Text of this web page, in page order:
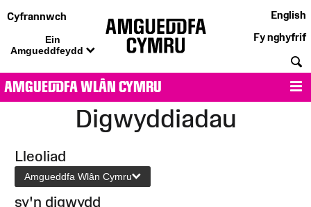
Cyfrannwch
Ein
Amgueddfeydd
English
Fy nghyfrif
AMGUEDDFA WLÂN CYMRU
Digwyddiadau
Lleoliad
Amgueddfa Wlân Cymru
sy'n digwydd